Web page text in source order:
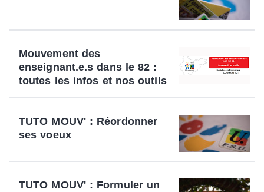
Mouvement des
enseignant.e.s dans le 82 :
toutes les infos et nos outils
TUTO MOUV' : Réordonner
ses voeux
TUTO MOUV' : Formuler un